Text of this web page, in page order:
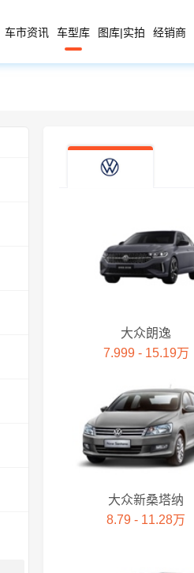
车市资讯 车型库 图库|实拍 经销商
大众朗逸
7.999 - 15.19万
大众新桑塔纳
8.79 - 11.28万